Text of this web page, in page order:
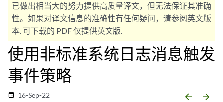
已做出相当大的努力提供高质量译文，但无法保证其准确
性。如果对译文信息的准确性有任何疑问，请参阅英文版
本. 可下载的 PDF 仅提供英文版.
使用非标准系统日志消息触发
事件策略
date_range 16-Sep-22 arrow_backward arrow_forward